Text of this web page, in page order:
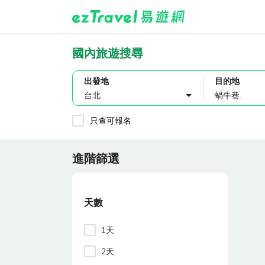
國內旅遊搜尋
出發地
台北
目的地
只查可報名
進階篩選
天數
1天
2天